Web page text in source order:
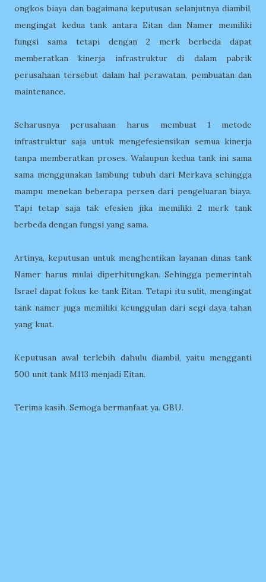
ongkos biaya dan bagaimana keputusan selanjutnya diambil,
mengingat kedua tank antara Eitan dan Namer memiliki
fungsi sama tetapi dengan 2 merk berbeda dapat
memberatkan kinerja infrastruktur di dalam pabrik
perusahaan tersebut dalam hal perawatan, pembuatan dan
maintenance.
Seharusnya perusahaan harus membuat 1 metode
infrastruktur saja untuk mengefesiensikan semua kinerja
tanpa memberatkan proses. Walaupun kedua tank ini sama
sama menggunakan lambung tubuh dari Merkava sehingga
mampu menekan beberapa persen dari pengeluaran biaya.
Tapi tetap saja tak efesien jika memiliki 2 merk tank
berbeda dengan fungsi yang sama.
Artinya, keputusan untuk menghentikan layanan dinas tank
Namer harus mulai diperhitungkan. Sehingga pemerintah
Israel dapat fokus ke tank Eitan. Tetapi itu sulit, mengingat
tank namer juga memiliki keunggulan dari segi daya tahan
yang kuat.
Keputusan awal terlebih dahulu diambil, yaitu mengganti
500 unit tank M113 menjadi Eitan.
Terima kasih. Semoga bermanfaat ya. GBU.